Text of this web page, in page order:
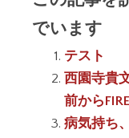
でいます
テスト
西園寺貴
前から
病気持ち